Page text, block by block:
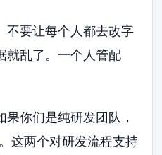
不要让每个人都去改字
就乱了。一个人管配
你们是纯研发团队，
这两个对研发流程支持